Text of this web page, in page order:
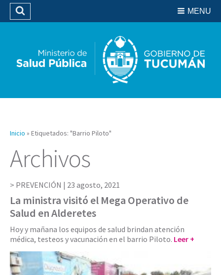
Biblioteca
MENU
Buscar
Inicio » Etiquetados: "Barrio Piloto"
Archivos
PREVENCIÓN | 23 agosto, 2021
La ministra visitó el Mega Operativo de
Salud en Alderetes
Hoy y mañana los equipos de salud brindan atención
médica, testeos y vacunación en el barrio Piloto. Leer +